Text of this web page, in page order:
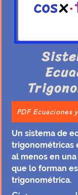
PDF Ecuaciones
Un sistema de
trigonométricas
al menos en
que lo forman
trigonométrica.